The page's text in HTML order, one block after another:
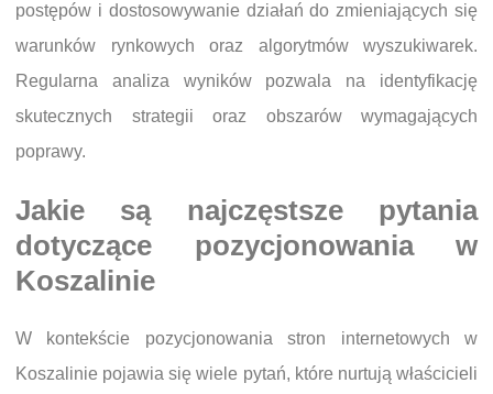
postępów i dostosowywanie działań do zmieniających się
warunków rynkowych oraz algorytmów wyszukiwarek.
Regularna analiza wyników pozwala na identyfikację
skutecznych strategii oraz obszarów wymagających
poprawy.
Jakie są najczęstsze pytania
dotyczące pozycjonowania w
Koszalinie
W kontekście pozycjonowania stron internetowych w
Koszalinie pojawia się wiele pytań, które nurtują właścicieli